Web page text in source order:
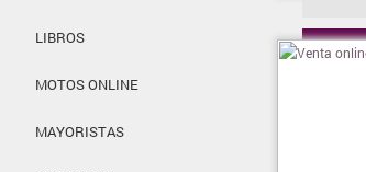
LIBROS
MOTOS ONLINE
MAYORISTAS